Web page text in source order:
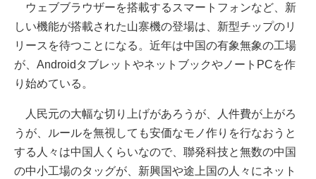
ウェブブラウザーを搭載するスマートフォンなど、新
しい機能が搭載された山寨機の登場は、新型チップのリ
リースを待つことになる。近年は中国の有象無象の工場
が、AndroidタブレットやネットブックやノートPCを作
り始めている。
人民元の大幅な切り上げがあろうが、人件費が上がろ
うが、ルールを無視しても安価なモノ作りを行なおうと
する人々は中国人くらいなので、聯発科技と無数の中国
の中小工場のタッグが、新興国や途上国の人々にネット